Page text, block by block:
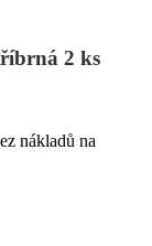
2 ks
nákladů na